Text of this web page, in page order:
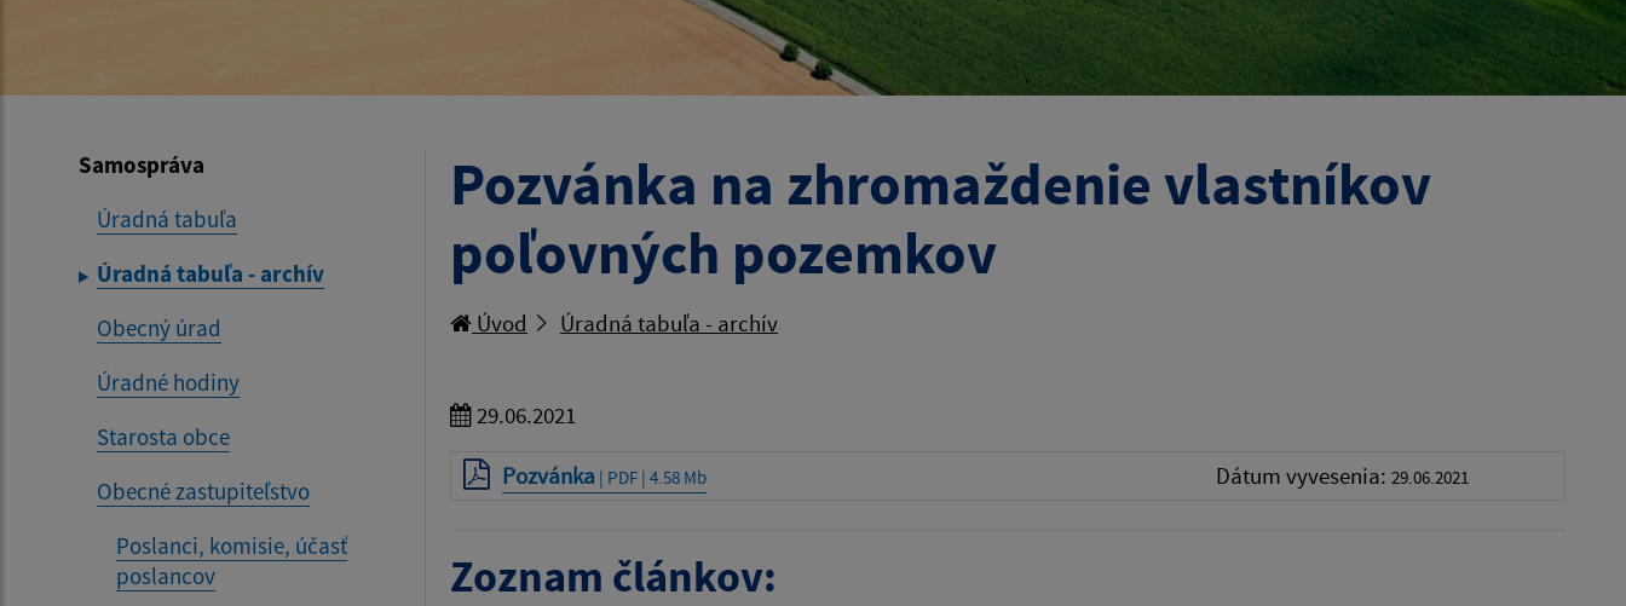
Samospráva
Úradná tabuľa
Úradná tabuľa - archív
Obecný úrad
Úradné hodiny
Starosta obce
Obecné zastupiteľstvo
Poslanci, komisie, účasť
poslancov
Pozvánka na zhromaždenie vlastníkov
poľovných pozemkov
Úvod Úradná tabuľa - archív
29.06.2021
Pozvánka | PDF | 4.58 Mb Dátum vyvesenia: 29.06.2021
Zoznam článkov: